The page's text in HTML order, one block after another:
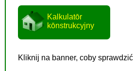
Kalkulatōr
kōnstrukcyjny
Kliknij na banner, coby sprawdzić